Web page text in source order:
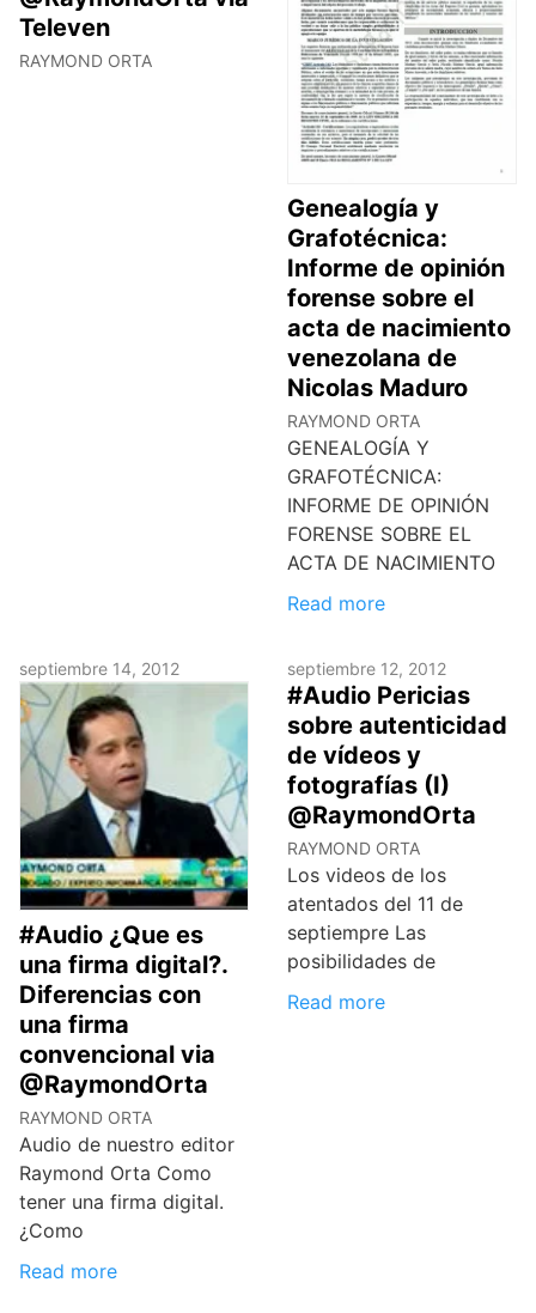
Televen
RAYMOND ORTA
Genealogía y
Grafotécnica:
Informe de opinión
forense sobre el
acta de nacimiento
venezolana de
Nicolas Maduro
RAYMOND ORTA
GENEALOGÍA Y
GRAFOTÉCNICA:
INFORME DE OPINIÓN
FORENSE SOBRE EL
ACTA DE NACIMIENTO
Read more
septiembre 14, 2012
#Audio ¿Que es
una firma digital?.
Diferencias con
una firma
convencional via
@RaymondOrta
RAYMOND ORTA
Audio de nuestro editor
Raymond Orta Como
tener una firma digital.
¿Como
Read more
septiembre 12, 2012
#Audio Pericias
sobre autenticidad
de vídeos y
fotografías (I)
@RaymondOrta
RAYMOND ORTA
Los videos de los
atentados del 11 de
septiempre Las
posibilidades de
Read more